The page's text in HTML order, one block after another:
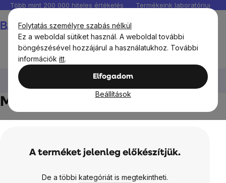
Folytatás személyre szabás nélkül
Ez a weboldal sütiket használ. A weboldal további
böngészésével hozzájárul a használatukhoz. További
információk itt.
Elfogadom
Beállítások
Ugrás
fő
tartalomhoz
Több mint 200 000 hiteles értékelés Termékeink
Kozmetikumok és drogéria Drogéria
Mosógélek és porok
Mosógélek és porok
A terméket jelenleg előkészítjük.
De a többi kategóriát is megtekintheti.